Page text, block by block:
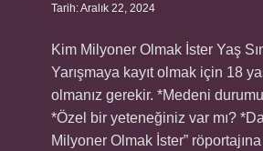
Tarih: Aralık 22, 2024
Kim Milyoner Olmak İster Yaş
Yarışmaya kayıt olmak için 18
olmanız gerekir. *Medeni
*Özel bir yeteneğiniz var mı?
Milyoner Olmak İster” röportajına